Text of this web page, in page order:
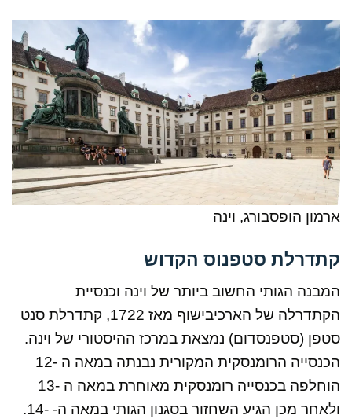
ארמון הופסבורג, וינה
קתדרלת סטפנוס הקדוש
המבנה הגותי החשוב ביותר של וינה וכנסיית
הקתדרלה של הארכיבישוף מאז 1722, קתדרלת סנט
סטפן (סטפנסדום) נמצאת במרכז ההיסטורי של וינה.
הכנסייה הרומנסקית ​​המקורית נבנתה במאה ה -12
הוחלפה בכנסייה רומנסקית ​​מאוחרת במאה ה -13
ולאחר מכן הגיע השחזור בסגנון הגותי במאה ה- -14.